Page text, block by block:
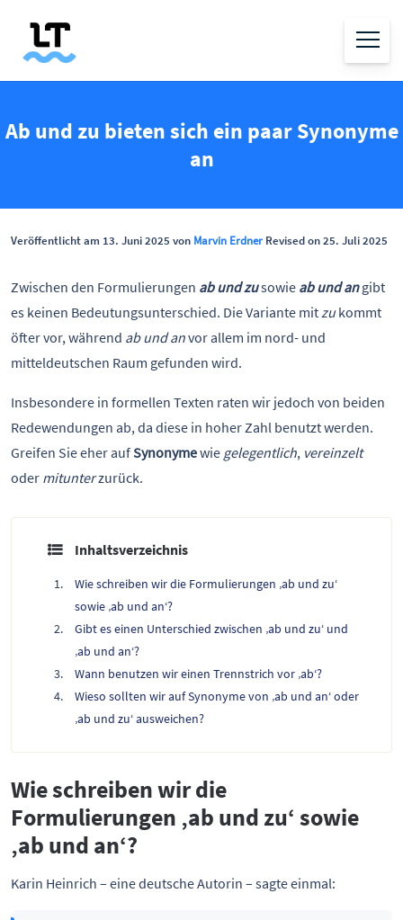
Ab und zu bieten sich ein paar Synonyme
an
Veröffentlicht am 13. Juni 2025 von Marvin Erdner Revised on 25. Juli 2025
Zwischen den Formulierungen ab und zusowie ab und angibt
es keinen Bedeutungsunterschied. Die Variante mit zukommt
öfter vor, während ab und anvor allem im nord- und
mitteldeutschen Raum gefunden wird.
Insbesondere in formellen Texten raten wir jedoch von beiden
Redewendungen ab, da diese in hoher Zahl benutzt werden.
Greifen Sie eher aufSynonymewie gelegentlich, vereinzelt
oder mitunterzurück.
Inhaltsverzeichnis
Wie schreiben wir die Formulierungen ‚ab und zu‘
sowie ‚ab und an‘?
Gibt es einen Unterschied zwischen ‚ab und zu‘ und
‚ab und an‘?
Wann benutzen wir einen Trennstrich vor ‚ab‘?
Wieso sollten wir auf Synonyme von ‚ab und an‘ oder
‚ab und zu‘ ausweichen?
Wie schreiben wir die
Formulierungen ‚ab und zu‘ sowie
‚ab und an‘?
Karin Heinrich – eine deutsche Autorin – sagte einmal: